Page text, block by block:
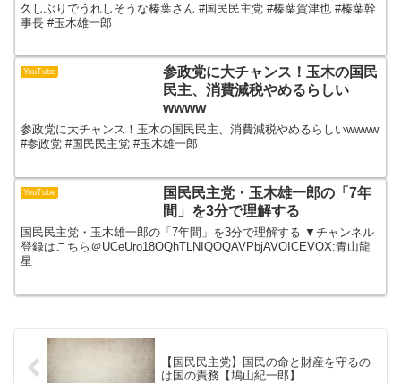
久しぶりでうれしそうな榛葉さん #国民民主党 #榛葉賀津也 #榛葉幹
事長 #玉木雄一郎
YouTube
参政党に大チャンス！玉木の国民
民主、消費減税やめるらしい
wwww
参政党に大チャンス！玉木の国民民主、消費減税やめるらしいwwww
#参政党 #国民民主党 #玉木雄一郎
YouTube
国民民主党・玉木雄一郎の「7年
間」を3分で理解する
国民民主党・玉木雄一郎の「7年間」を3分で理解する ▼チャンネル
登録はこちら＠UCeUro18OQhTLNIQOQAVPbjAVOICEVOX:青山龍
星
【国民民主党】国民の命と財産を守るの
は国の責務【鳩山紀一郎】